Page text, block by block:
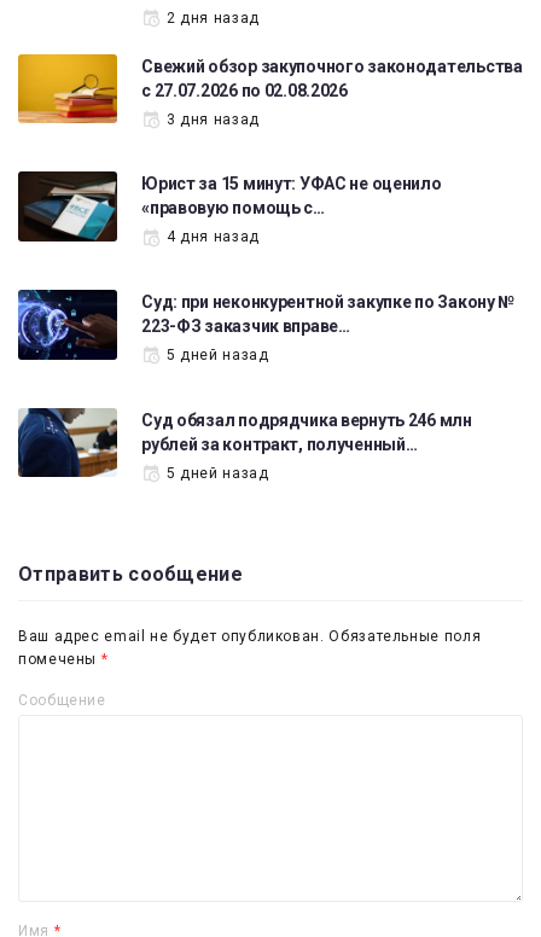
2 дня назад
Свежий обзор закупочного законодательства
с 27.07.2026 по 02.08.2026
3 дня назад
Юрист за 15 минут: УФАС не оценило
«правовую помощь с…
4 дня назад
Суд: при неконкурентной закупке по Закону №
223-ФЗ заказчик вправе…
5 дней назад
Суд обязал подрядчика вернуть 246 млн
рублей за контракт, полученный…
5 дней назад
Отправить сообщение
Ваш адрес email не будет опубликован. Обязательные поля
помечены *
Сообщение
Имя *